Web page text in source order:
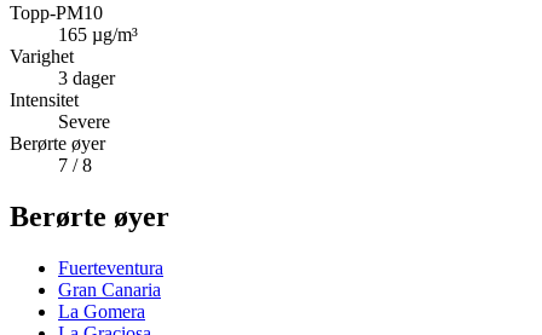
Topp-PM10
165 µg/m³
Varighet
3 dager
Intensitet
Severe
Berørte øyer
7 / 8
Berørte øyer
Fuerteventura
Gran Canaria
La Gomera